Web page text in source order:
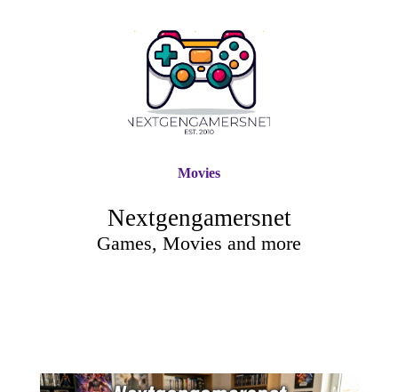
Nextgengamersnet
Games, Movies and more
Movies